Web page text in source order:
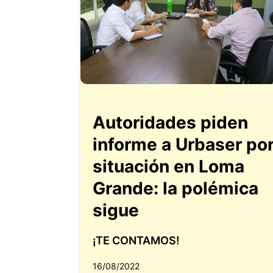
Autoridades piden
informe a Urbaser
situación en Loma
Grande: la polémica
sigue
¡TE CONTAMOS!
16/08/2022